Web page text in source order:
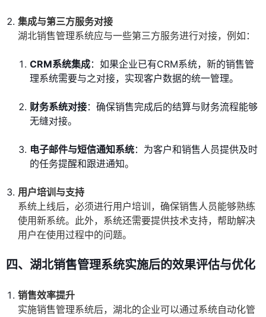
集成与第三方服务对接
湖北销售管理系统应与一些第三方服务进行对接，例如：
CRM系统集成：如果企业已有CRM系统，新的销售管
理系统需要与之对接，实现客户数据的统一管理。
财务系统对接：确保销售完成后的结算与财务流程能够
无缝对接。
电子邮件与短信通知系统：为客户和销售人员提供及时
的任务提醒和跟进通知。
用户培训与支持
系统上线后，必须进行用户培训，确保销售人员能够熟练
使用新系统。此外，系统还需要提供技术支持，帮助解决
用户在使用过程中的问题。
四、湖北销售管理系统实施后的效果评估与优化
销售效率提升
实施销售管理系统后，湖北的企业可以通过系统自动化管